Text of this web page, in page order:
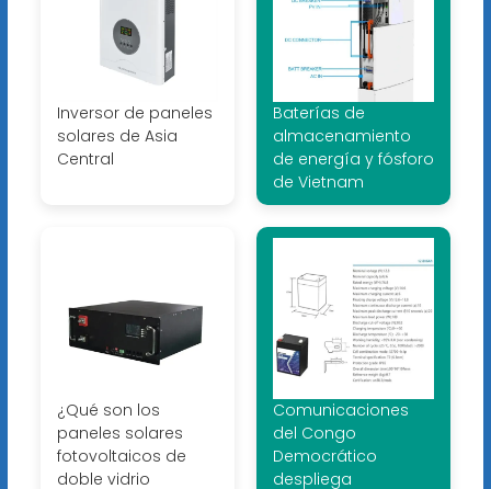
Inversor de paneles
solares de Asia
Central
Baterías de
almacenamiento
de energía y fósforo
de Vietnam
¿Qué son los
paneles solares
fotovoltaicos de
doble vidrio
Comunicaciones
del Congo
Democrático
despliega